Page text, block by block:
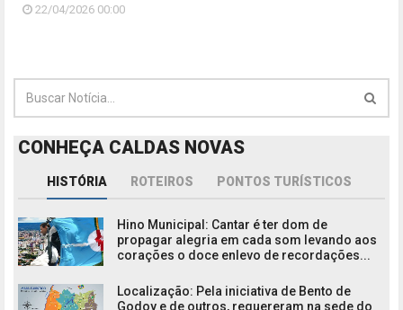
22/04/2026 00:00
CONHEÇA CALDAS NOVAS
HISTÓRIA ROTEIROS PONTOS TURÍSTICOS
Hino Municipal: Cantar é ter dom de
propagar alegria em cada som levando aos
corações o doce enlevo de recordações...
Localização: Pela iniciativa de Bento de
Godoy e de outros, requereram na sede do